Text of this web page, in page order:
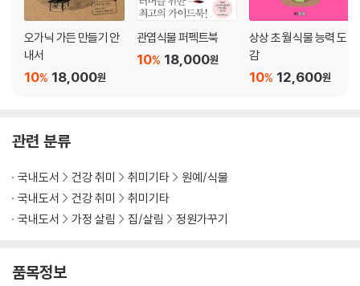
◎ 물뿌리개
◎ 보호재
CHAPTER 5 식물과 함께하는 열두 달
◎ 여름_ 6월 / 7월 / 8월
◎ 겨울_ 12월 / 1월 / 2월
오가닉 가든 만들기 안
내서
18,000원
10%
관엽식물 퍼펙트북
18,000원
10%
상상 초월 식물 능력 도
감
12,600원
10%
관련 분류
국내도서 건강 취미 취미기타
원예/식물
국내도서
건강 취미
취미기타
국내도서
가정 살림 집/살림 정원가꾸기
품목정보